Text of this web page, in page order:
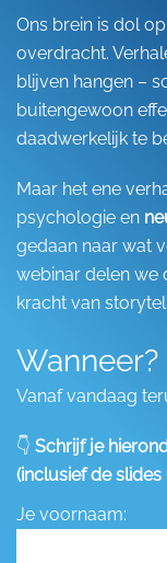
Ons brein is dol op
overdracht.
blijven hangen –
buitengewoon
daadwerkelijk te
Maar het ene
psychologie en
gedaan naar wat
webinar delen we
kracht van
Wanneer?
Vanaf vandaag
👇 Schrijf je
(inclusief de slides
Je voornaam: